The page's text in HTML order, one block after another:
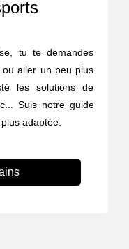
tu te demandes
aller un peu plus
les solutions de
Suis notre guide
adaptée.